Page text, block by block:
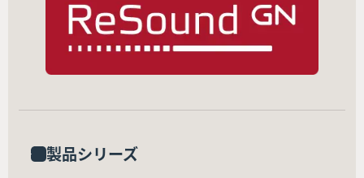
製品シリーズ